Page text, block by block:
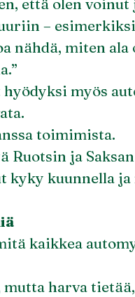
että olen
– esimerkiksi
nähdä, miten ala
myös
toimimista.
ja Saksan
kyky kuunnella
kaikkea
harva